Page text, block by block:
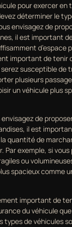
pour exercer en
déterminer le
envisagez de
il est important
d’espace
important de tenir
susceptible de
plusieurs
un véhicule plus
de
il est
quantité de
Par exemple, si
ou
spacieux comme
important de
du véhicule
types de véhicules